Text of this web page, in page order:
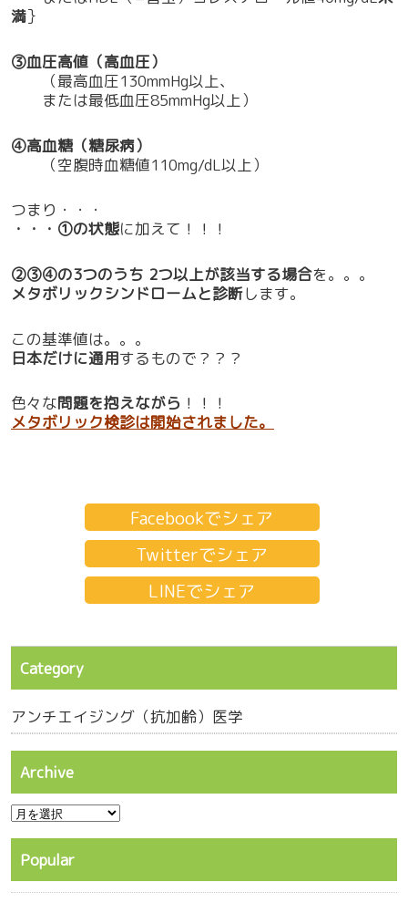
満｝
③血圧高値（高血圧）
（最高血圧130mmHg以上、
または最低血圧85mmHg以上）
④高血糖（糖尿病）
（空腹時血糖値110mg/dL以上）
つまり・・・
・・・①の状態に加えて！！！
②③④の3つのうち 2つ以上が該当する場合を。。。
メタボリックシンドロームと診断します。
この基準値は。。。
日本だけに通用するもので？？？
色々な問題を抱えながら ！！！
メタボリック検診は開始されました。
Facebookでシェア
Twitterでシェア
LINEでシェア
Category
アンチエイジング（抗加齢）医学
Archive
Popular